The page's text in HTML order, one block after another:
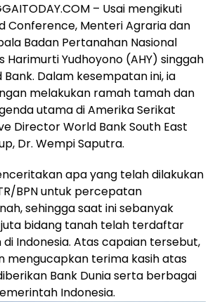
– Usai mengikuti
Conference, Menteri Agraria dan
Badan Pertanahan Nasional
Harimurti Yudhoyono (AHY) singgah
Dalam kesempatan ini, ia
melakukan ramah tamah dan
utama di Amerika Serikat
Director World Bank South East
Dr. Wempi Saputra.
apa yang telah dilakukan
BPN untuk percepatan
sehingga saat ini sebanyak
juta bidang tanah telah terdaftar
Indonesia. Atas capaian tersebut,
mengucapkan terima kasih atas
Bank Dunia serta berbagai
Indonesia.